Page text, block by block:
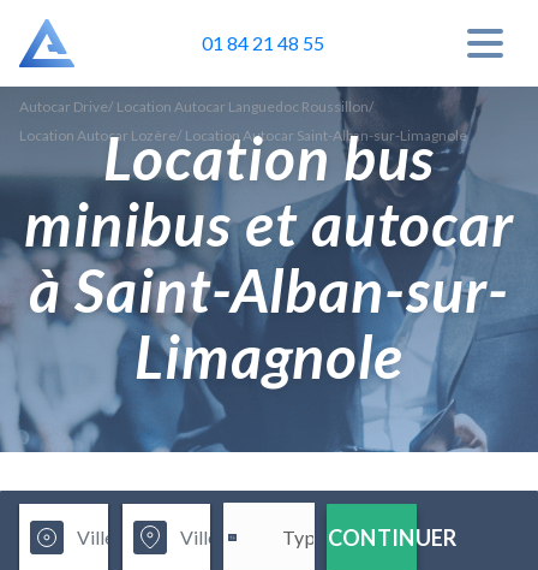
01 84 21 48 55
Autocar Drive/ Location Autocar Languedoc Roussillon/
Location Autocar Lozère/ Location Autocar Saint-Alban-sur-Limagnole
Location bus
minibus et autocar
à Saint-Alban-sur-
Limagnole
CONTINUER